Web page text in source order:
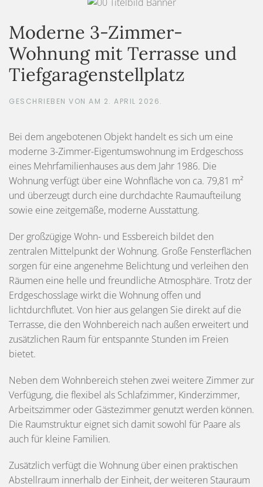
Moderne 3-Zimmer-
Wohnung mit Terrasse und
Tiefgaragenstellplatz
GESCHRIEBEN VON AM 2. APRIL 2026.
Bei dem angebotenen Objekt handelt es sich um eine
moderne 3-Zimmer-Eigentumswohnung im Erdgeschoss
eines Mehrfamilienhauses aus dem Jahr 1986. Die
Wohnung verfügt über eine Wohnfläche von ca. 79,81 m²
und überzeugt durch eine durchdachte Raumaufteilung
sowie eine zeitgemäße, moderne Ausstattung.
Der großzügige Wohn- und Essbereich bildet den
zentralen Mittelpunkt der Wohnung. Große Fensterflächen
sorgen für eine angenehme Belichtung und verleihen den
Räumen eine helle und freundliche Atmosphäre. Trotz der
Erdgeschosslage wirkt die Wohnung offen und
lichtdurchflutet. Von hier aus gelangen Sie direkt auf die
Terrasse, die den Wohnbereich nach außen erweitert und
zusätzlichen Raum für entspannte Stunden im Freien
bietet.
Neben dem Wohnbereich stehen zwei weitere Zimmer zur
Verfügung, die flexibel als Schlafzimmer, Kinderzimmer,
Arbeitszimmer oder Gästezimmer genutzt werden können.
Die Raumstruktur eignet sich damit sowohl für Paare als
auch für kleine Familien.
Zusätzlich verfügt die Wohnung über einen praktischen
Abstellraum innerhalb der Einheit, der weiteren Stauraum